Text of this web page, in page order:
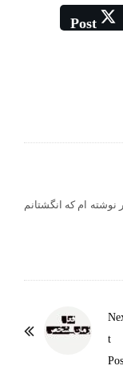
Post
نوشته ام که انگشتانم
t